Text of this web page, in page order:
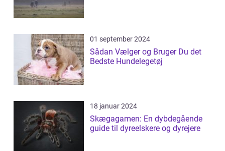
01 september 2024
Sådan Vælger og Bruger Du det
Bedste Hundelegetøj
18 januar 2024
Skægagamen: En dybdegående
guide til dyreelskere og dyrejere